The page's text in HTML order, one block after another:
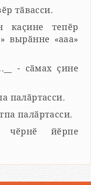
тӑвасси.
каҫине тепӗр
вырӑнне «ааа»
- сӑмах ҫине
палӑртасси.
палӑртасси.
чӗрнӗ йӗрпе